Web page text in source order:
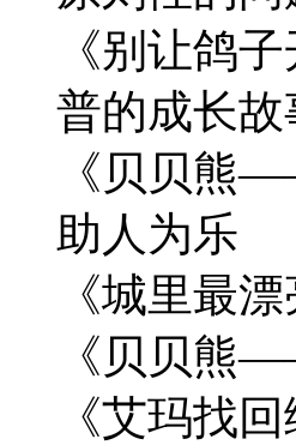
《别让
普的成长
《贝
助人为乐
《城里
《贝贝熊
《艾玛